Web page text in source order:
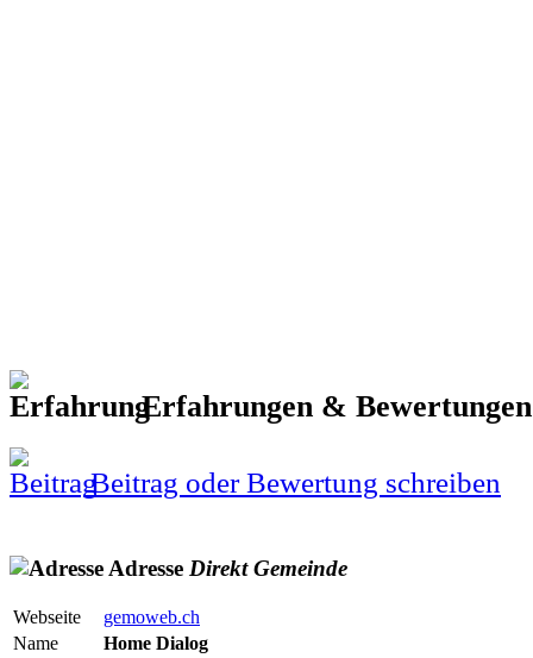
Erfahrungen &
Beitrag oder Bewertung schreiben
Adresse Direkt Gemeinde
Webseite
gemoweb.ch
Name
Home Dialog